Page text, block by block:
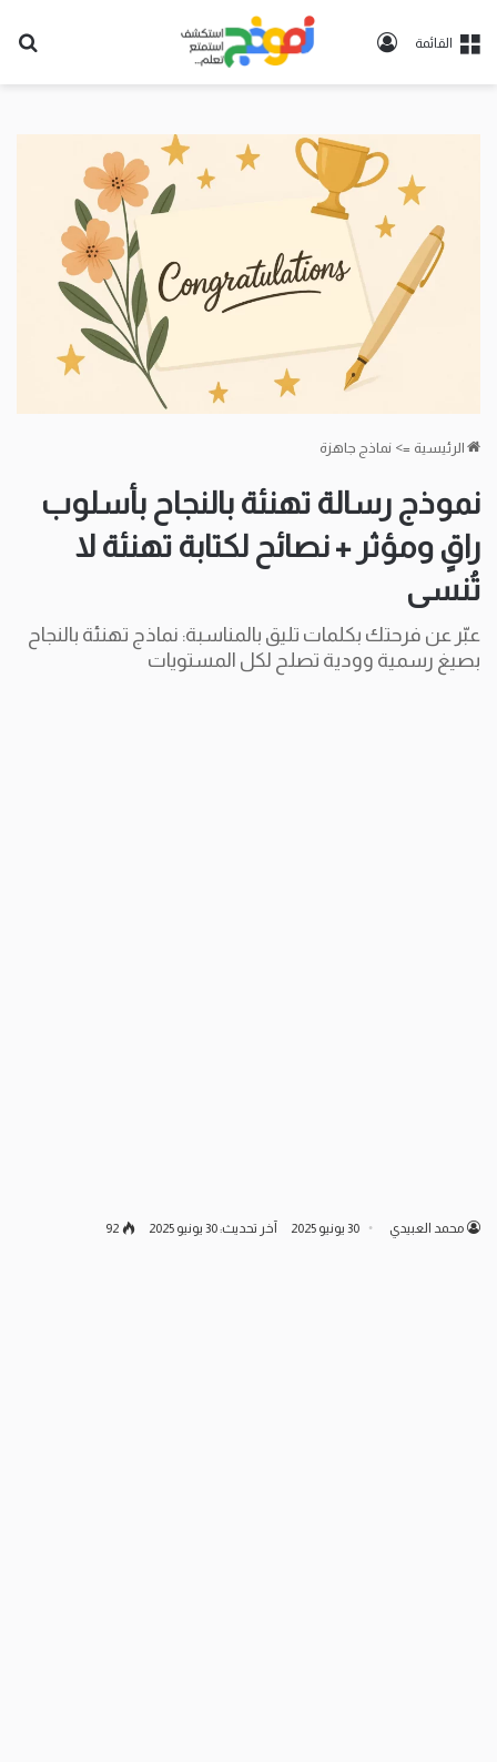
القائمة
تسجيل
الرئيسية => نماذج جاهزة
نموذج رسالة تهنئة بالنجاح بأسلوب
راقٍ ومؤثر + نصائح لكتابة تهنئة لا
تُنسى
عبّر عن فرحتك بكلمات تليق بالمناسبة: نماذج تهنئة بالنجاح
بصيغ رسمية وودية تصلح لكل المستويات
محمد العبيدي 30 يونيو 2025 آخر تحديث: 30 يونيو 2025 92